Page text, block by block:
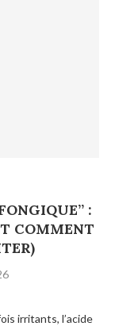
:
COMMENT
irritants, l’acide